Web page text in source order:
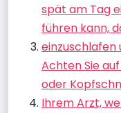
spät am Tag
führen kann,
einzuschlafen
Achten Sie
oder
Ihrem Arzt,